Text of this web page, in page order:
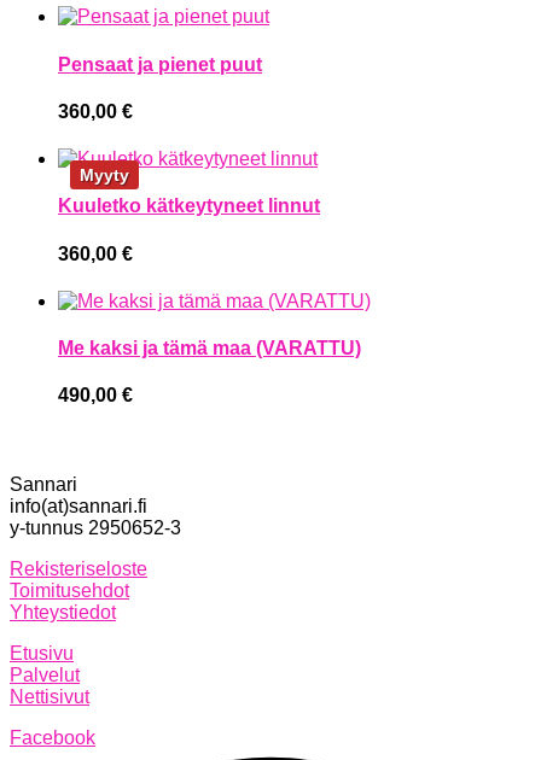
Pensaat ja pienet puut
360,00 €
Myyty
Kuuletko kätkeytyneet linnut
360,00 €
Me kaksi ja tämä maa (VARATTU)
490,00 €
Sannari
info(at)sannari.fi
y-tunnus 2950652-3
Rekisteriseloste
Toimitusehdot
Yhteystiedot
Etusivu
Palvelut
Nettisivut
Facebook